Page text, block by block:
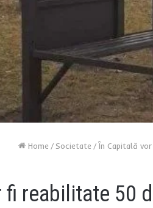
Home / Societate /În Capitală
fi reabilitate 50